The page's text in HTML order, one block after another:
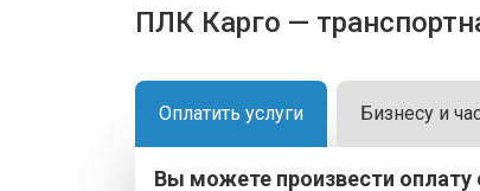
ПЛК Карго —
Оплатить услуги Бизнесу и
Вы можете произвести оплату